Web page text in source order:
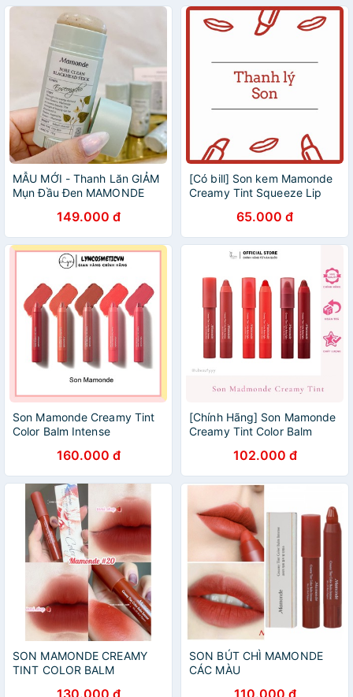
MẪU MỚI - Thanh Lăn GIẢM
Mụn Đầu Đen MAMONDE
Mụn Đầu Đen 18GR
149.000 đ
[Có bill] Son kem Mamonde
Creamy Tint Squeeze Lip
65.000 đ
Son Mamonde Creamy Tint
Color Balm Intense
160.000 đ
[Chính Hãng] Son Mamonde
Creamy Tint Color Balm
102.000 đ
SON MAMONDE CREAMY
TINT COLOR BALM
130.000 đ
SON BÚT CHÌ MAMONDE
CÁC MÀU
110.000 đ